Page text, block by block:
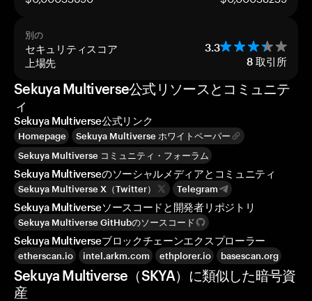
別の
セキュリティスコア 3.3
上場先 8 取引所
Sekuya Multiverse公式リソースとコミュニテ
ィ
Sekuya Multiverse公式リンク
Homepage
Sekuya Multiverse ホワイトペーパー
Sekuya Multiverse コミュニティ・フォーラム
Sekuya Multiverseのソーシャルメディアとコミュニティ
Sekuya Multiverse X（Twitter） Telegram
Sekuya Multiverseソースコードと開発者リポジトリ
Sekuya Multiverse GitHubのソースコード
Sekuya Multiverseブロックチェーンエクスプローラー
etherscan.io intel.arkm.com ethplorer.io basescan.org
Sekuya Multiverse（SKYA）に類似した暗号資
産